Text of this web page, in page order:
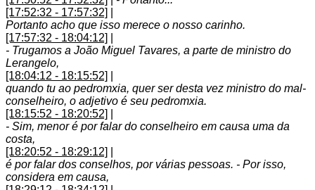
[17:52:32 - 17:57:32]
Portanto acho que isso merece o nosso carinho.
[17:57:32 - 18:04:12]
- Trugamos a João Miguel Tavares, a parte de ministro do
Lerangelo,
[18:04:12 - 18:15:52]
quando tu ao pedromxia, quer ser desta vez ministro do mal-
conselheiro, o adjetivo é seu pedromxia.
[18:15:52 - 18:20:52]
- Sim, menor é por falar do conselheiro em causa uma da
costa,
[18:20:52 - 18:29:12]
é por falar dos conselhos, por várias pessoas. - Por isso,
considera em causa,